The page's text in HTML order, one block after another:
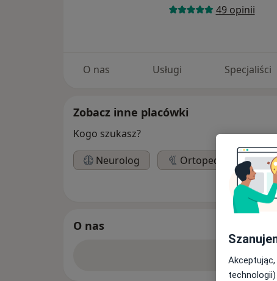
49 opinii
O nas Usługi Specjaliści
Zobacz inne placówki
Kogo szukasz?
Neurolog
Ortopeda
O nas
Zobacz